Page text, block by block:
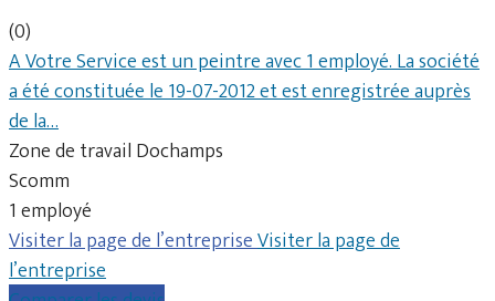
(0)
A Votre Service est un peintre avec 1 employé. La société
a été constituée le 19-07-2012 et est enregistrée auprès
de la…
Zone de travail Dochamps
Scomm
1 employé
Visiter la page de l’entrepriseVisiter la page de
l’entreprise